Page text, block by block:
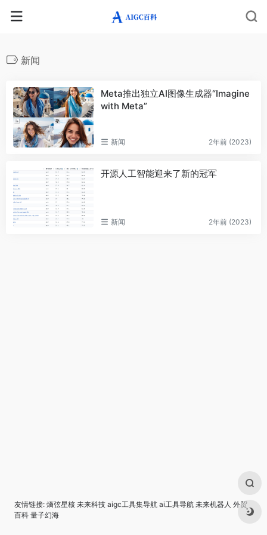
新闻
Meta推出独立AI图像生成器“Imagine
with Meta”
新闻 2年前 (2023)
开源人工智能迎来了新的冠军
新闻 2年前 (2023)
友情链接: 熵弦星核 未来科技 aigc工具集导航 ai工具导航 未来机器人 外贸
百科 量子幻海